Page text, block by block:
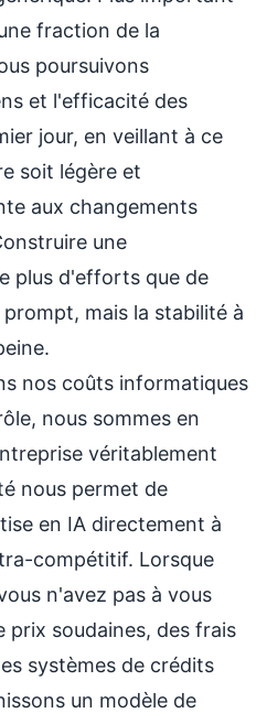
fraction de la
poursuivons
et l'efficacité des
jour, en veillant à ce
soit légère et
aux changements
une
plus d'efforts que de
mais la stabilité à
nos coûts informatiques
nous sommes en
véritablement
nous permet de
en IA directement à
compétitif. Lorsque
n'avez pas à vous
prix soudaines, des frais
systèmes de crédits
un modèle de